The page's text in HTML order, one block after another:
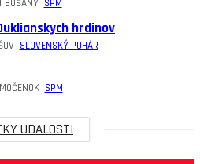
BOŠANY SPM
hrdinov
SLOVENSKÝ POHÁR
SPM
UDALOSTI